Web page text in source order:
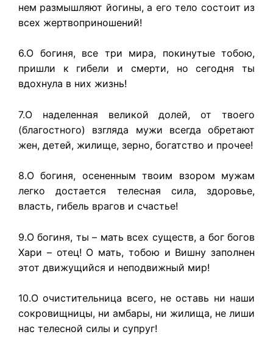
нем размышляют йогины, а его тело состоит из
всех жертвоприношений!
6.О богиня, все три мира, покинутые тобою,
пришли к гибели и смерти, но сегодня ты
вдохнула в них жизнь!
7.О наделенная великой долей, от твоего
(благостного) взгляда мужи всегда обретают
жен, детей, жилище, зерно, богатство и прочее!
8.О богиня, осененным твоим взором мужам
легко достается телесная сила, здоровье,
власть, гибель врагов и счастье!
9.О богиня, ты – мать всех существ, а бог богов
Хари – отец! О мать, тобою и Вишну заполнен
этот движущийся и неподвижный мир!
10.О очистительница всего, не оставь ни наши
сокровищницы, ни амбары, ни жилища, не лиши
нас телесной силы и супруг!